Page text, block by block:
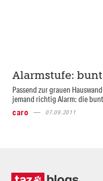
Alarmstufe: bunt
Passend zur grauen
jemand richtig Alarm: die
caro
07.09.2011